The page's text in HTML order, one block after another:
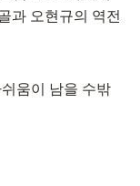
과 오현규의 역전
움이 남을 수밖